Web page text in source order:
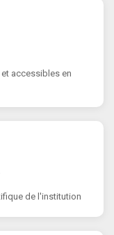
accessibles en
de l'institution